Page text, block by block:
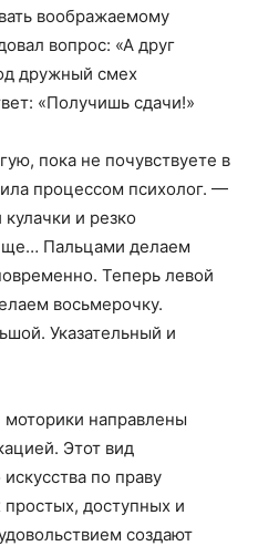
воображаемому
вопрос: «А друг
дружный смех
«Получишь сдачи!»
пока не почувствуете в
процессом психолог. —
и резко
Пальцами делаем
Теперь левой
восьмерочку.
Указательный и
направлены
Этот вид
по праву
доступных и
создают